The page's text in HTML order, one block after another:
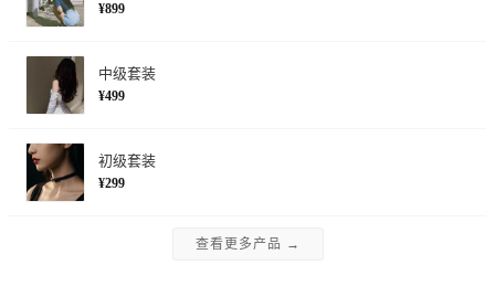
¥899
中级套装
¥499
初级套装
¥299
查看更多产品 →